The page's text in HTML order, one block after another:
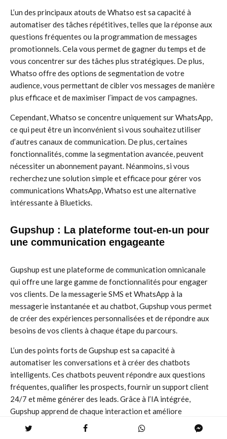
L’un des principaux atouts de Whatso est sa capacité à
automatiser des tâches répétitives, telles que la réponse aux
questions fréquentes ou la programmation de messages
promotionnels. Cela vous permet de gagner du temps et de
vous concentrer sur des tâches plus stratégiques. De plus,
Whatso offre des options de segmentation de votre
audience, vous permettant de cibler vos messages de manière
plus efficace et de maximiser l’impact de vos campagnes.
Cependant, Whatso se concentre uniquement sur WhatsApp,
ce qui peut être un inconvénient si vous souhaitez utiliser
d’autres canaux de communication. De plus, certaines
fonctionnalités, comme la segmentation avancée, peuvent
nécessiter un abonnement payant. Néanmoins, si vous
recherchez une solution simple et efficace pour gérer vos
communications WhatsApp, Whatso est une alternative
intéressante à Blueticks.
Gupshup : La plateforme tout-en-un pour
une communication engageante
Gupshup est une plateforme de communication omnicanale
qui offre une large gamme de fonctionnalités pour engager
vos clients. De la messagerie SMS et WhatsApp à la
messagerie instantanée et au chatbot, Gupshup vous permet
de créer des expériences personnalisées et de répondre aux
besoins de vos clients à chaque étape du parcours.
L’un des points forts de Gupshup est sa capacité à
automatiser les conversations et à créer des chatbots
intelligents. Ces chatbots peuvent répondre aux questions
fréquentes, qualifier les prospects, fournir un support client
24/7 et même générer des leads. Grâce à l’IA intégrée,
Gupshup apprend de chaque interaction et améliore
constamment ses réponses, offrant une expérience utilisateur